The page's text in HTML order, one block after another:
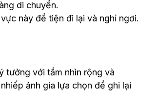
di chuyển.
này để tiện đi lại và nghỉ ngơi.
tưởng với tầm nhìn rộng và
ảnh gia lựa chọn để ghi lại